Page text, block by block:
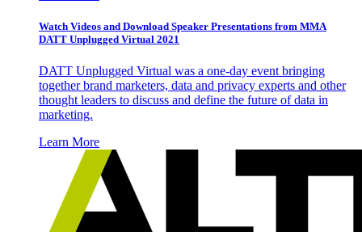
Watch Videos and Download Speaker Presentations from MMA
DATT Unplugged Virtual 2021
DATT Unplugged Virtual was a one-day event bringing
together brand marketers, data and privacy experts and other
thought leaders to discuss and define the future of data in
marketing.
Learn More